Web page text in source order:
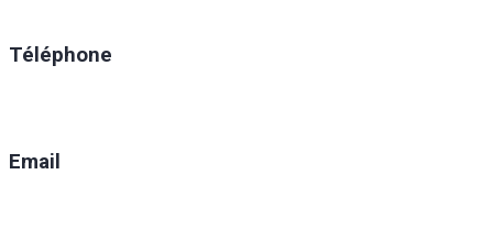
Téléphone
Email